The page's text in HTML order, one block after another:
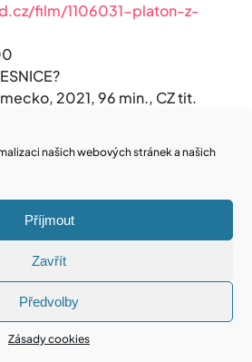
našich webových stránek a našich
Příjmout
Zavřít
Předvolby
Zásady cookies
film/1106031-platon-z-
2021, 96 min., CZ tit.
se blíží. Příběh o síle
detail…/114-komu-patri-
CESTÁCH
Christophe Roger, Francie,